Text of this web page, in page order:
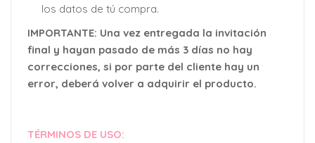
los datos de tú compra.
IMPORTANTE: Una vez entregada la invitación
final y hayan pasado de más 3 días no hay
correcciones, si por parte del cliente hay un
error, deberá volver a adquirir el producto.
TÉRMINOS DE USO: